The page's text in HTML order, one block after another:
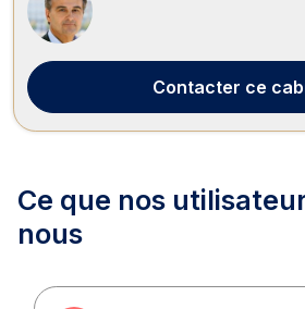
consentement mutuel ou cont...
Contacter ce
Ce que nos
nous